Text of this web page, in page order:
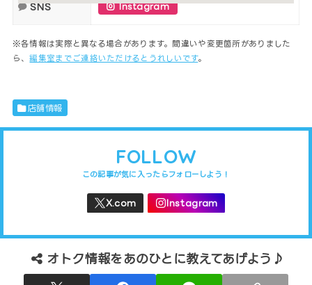
SNS Instagram
※各情報は実際と異なる場合があります。間違いや変更箇所がありました
ら、編集室までご連絡いただけるとうれしいです。
店舗情報
FOLLOW
オトク情報をあのひとに教えてあげよう♪